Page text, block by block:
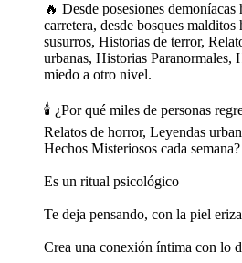
🔥 Desde posesiones demoníacas
carretera, desde bosques malditos
susurros, Historias de terror,
urbanas, Historias Paranormales,
miedo a otro nivel.
🕯️ ¿Por qué miles de personas
Relatos de horror, Leyendas
Hechos Misteriosos cada semana?
Es un ritual psicológico
Te deja pensando, con la piel
Crea una conexión íntima con lo